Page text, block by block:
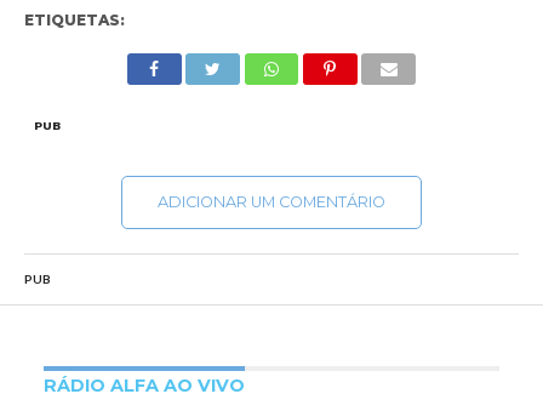
ETIQUETAS:
PUB
ADICIONAR UM COMENTÁRIO
PUB
RÁDIO ALFA AO VIVO